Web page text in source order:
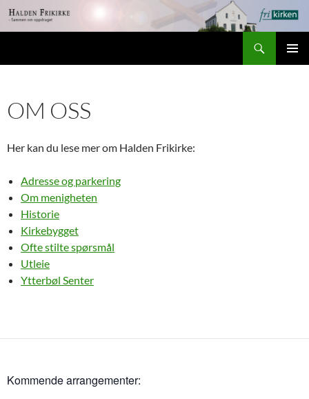
Hopp
OM OSS
Her kan du lese mer om Halden Frikirke:
Adresse og parkering
Om menigheten
Historie
Kirkebygget
Ofte stilte spørsmål
Utleie
Ytterbøl Senter
Kommende arrangementer: